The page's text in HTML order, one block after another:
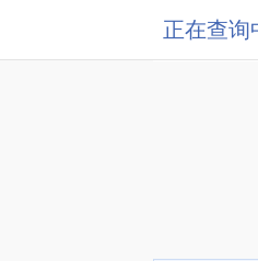
正在查询